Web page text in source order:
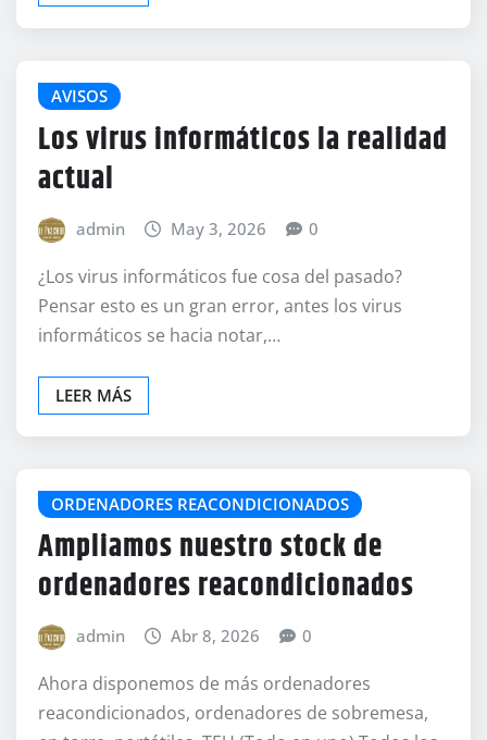
AVISOS
Los virus informáticos la realidad
actual
admin May 3, 2026 0
¿Los virus informáticos fue cosa del pasado?
Pensar esto es un gran error, antes los virus
informáticos se hacia notar,…
LEER MÁS
ORDENADORES REACONDICIONADOS
Ampliamos nuestro stock de
ordenadores reacondicionados
admin Abr 8, 2026 0
Ahora disponemos de más ordenadores
reacondicionados, ordenadores de sobremesa,